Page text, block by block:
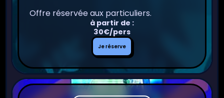
Offre réservée aux particuliers.
à partir de :
30€/pers
Je
réserve
Je réserve